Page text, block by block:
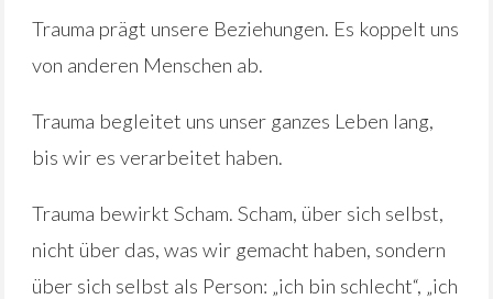
Trauma prägt unsere Beziehungen. Es koppelt uns
von anderen Menschen ab.
Trauma begleitet uns unser ganzes Leben lang,
bis wir es verarbeitet haben.
Trauma bewirkt Scham. Scham, über sich selbst,
nicht über das, was wir gemacht haben, sondern
über sich selbst als Person: „ich bin schlecht“, „ich